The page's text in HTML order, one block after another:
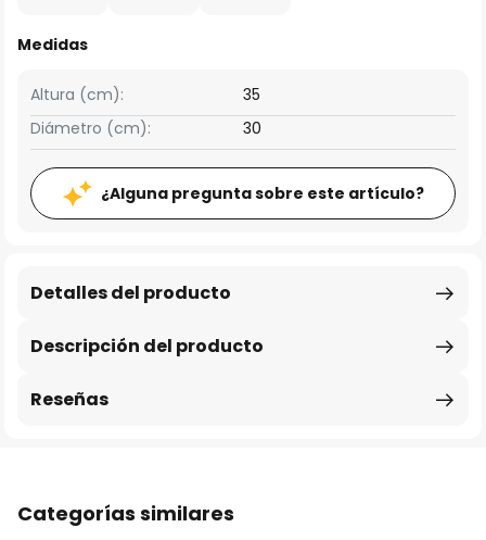
Medidas
Altura (cm):
35
Diámetro (cm):
30
¿Alguna pregunta sobre este artículo?
Descripción del producto
Detalles del producto
Reseñas
Categorías similares